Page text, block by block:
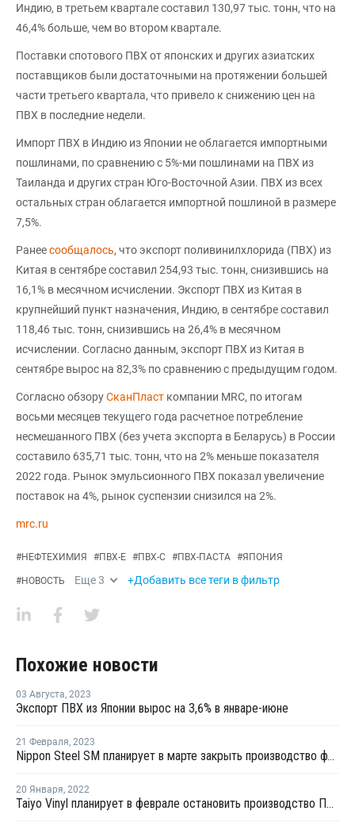
Индию, в третьем квартале составил 130,97 тыс. тонн, что на
46,4% больше, чем во втором квартале.
Поставки спотового ПВХ от японских и других азиатских
поставщиков были достаточными на протяжении большей
части третьего квартала, что привело к снижению цен на
ПВХ в последние недели.
Импорт ПВХ в Индию из Японии не облагается импортными
пошлинами, по сравнению с 5%-ми пошлинами на ПВХ из
Таиланда и других стран Юго-Восточной Азии. ПВХ из всех
остальных стран облагается импортной пошлиной в размере
7,5%.
Ранеесообщалось, что экспорт поливинилхлорида (ПВХ) из
Китая в сентябре составил 254,93 тыс. тонн, снизившись на
16,1% в месячном исчислении. Экспорт ПВХ из Китая в
крупнейший пункт назначения, Индию, в сентябре составил
118,46 тыс. тонн, снизившись на 26,4% в месячном
исчислении. Согласно данным, экспорт ПВХ из Китая в
сентябре вырос на 82,3% по сравнению с предыдущим годом.
Согласно обзоруСканПласт компании MRC, по итогам
восьми месяцев текущего года расчетное потребление
несмешанного ПВХ (без учета экспорта в Беларусь) в России
составило 635,71 тыс. тонн, что на 2% меньше показателя
2022 года. Рынок эмульсионного ПВХ показал увеличение
поставок на 4%, рынок суспензии снизился на 2%.
mrc.ru
#НЕФТЕХИМИЯ #ПВХ-Е #ПВХ-С #ПВХ-ПАСТА #ЯПОНИЯ
#НОВОСТЬ Еще3 +Добавить все теги в фильтр
Похожие новости
03 Августа, 2023
Экспорт ПВХ из Японии вырос на 3,6% в январе-июне
21 Февраля, 2023
Nippon Steel SM планирует в марте закрыть производство фталевого ангидрида в Японии
20 Января, 2022
Taiyo Vinyl планирует в феврале остановить производство ПВХ на ремонт